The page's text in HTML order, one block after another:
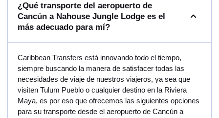
¿Qué transporte del aeropuerto de
Cancún a Nahouse Jungle Lodge es el
más adecuado para mí?
Caribbean Transfers está innovando todo el tiempo,
siempre buscando la manera de satisfacer todas las
necesidades de viaje de nuestros viajeros, ya sea que
visiten Tulum Pueblo o cualquier destino en la Riviera
Maya, es por eso que ofrecemos las siguientes opciones
para su transporte desde el aeropuerto de Cancún a